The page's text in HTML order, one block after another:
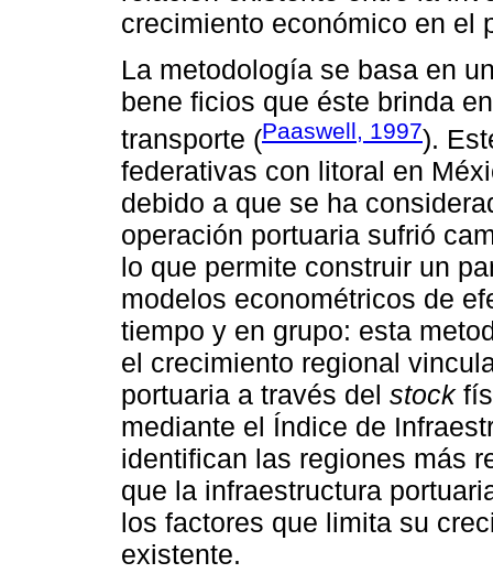
crecimiento económico en el
La metodología se basa en
bene ficios que éste brinda
transporte (Paaswell, 1997).
federativas con litoral en
debido a que se ha
operación portuaria sufrió
lo que permite construir un
modelos econométricos de
tiempo y en grupo: esta
el crecimiento regional
portuaria a través del stock
mediante el Índice de
identifican las regiones más
que la infraestructura
los factores que limita su
existente.